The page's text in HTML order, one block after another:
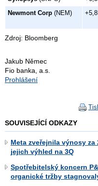
Newmont Corp (NEM)
Zdroj: Bloomberg
Jakub Němec
Fio banka, a.s.
Prohlášení
SOUVISEJÍCÍ ODKAZY
Meta zveřejnila výnosy
jejich výhled na 3Q
Spotřebitelský koncern
organické tržby